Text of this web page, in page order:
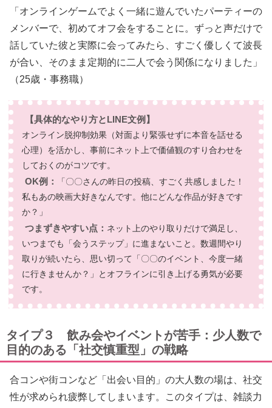
「オンラインゲームでよく一緒に遊んでいたパーティーの
メンバーで、初めてオフ会をすることに。ずっと声だけで
話していた彼と実際に会ってみたら、すごく優しくて波長
が合い、そのまま定期的に二人で会う関係になりました」
（25歳・事務職）
【具体的なやり方とLINE文例】
オンライン脱抑制効果（対面より緊張せずに本音を話せる
心理）を活かし、事前にネット上で価値観のすり合わせを
しておくのがコツです。
OK例：
「〇〇さんの昨日の投稿、すごく共感しました！
私もあの映画大好きなんです。他にどんな作品が好きです
か？」
つまずきやすい点： ネット上のやり取りだけで満足し、
いつまでも「会うステップ」に進まないこと。数週間やり
取りが続いたら、思い切って「〇〇のイベント、今度一緒
に行きませんか？」とオフラインに引き上げる勇気が必要
です。
タイプ３ 飲み会やイベントが苦手：少人数で
目的のある「社交慎重型」の戦略
合コンや街コンなど「出会い目的」の大人数の場は、社交
性が求められ疲弊してしまいます。このタイプは、雑談力